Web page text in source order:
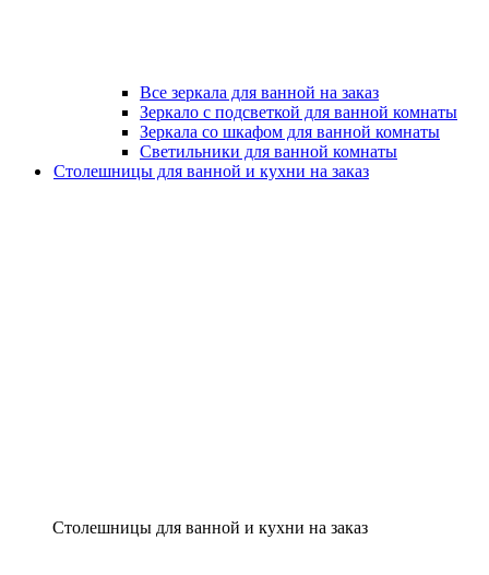
Все зеркала для ванной на заказ
Зеркало с подсветкой для ванной комнаты
Зеркала со шкафом для ванной комнаты
Светильники для ванной комнаты
Столешницы для ванной и кухни на заказ
Столешницы для ванной и кухни на заказ